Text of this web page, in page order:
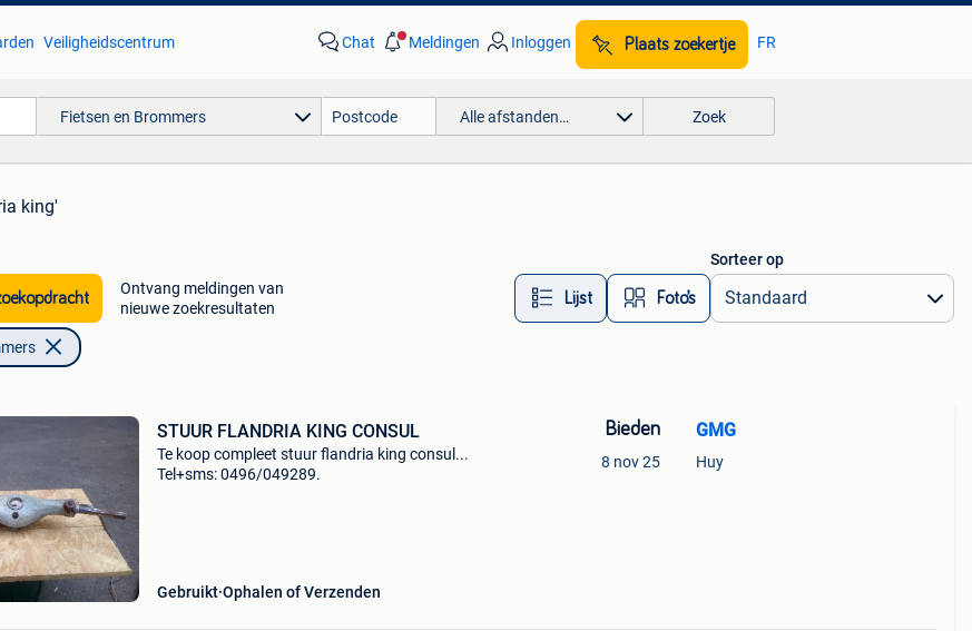
Veiligheidscentrum Chat Meldingen Inloggen Plaats zoekertje FR
Fietsen en Brommers Alle afstanden… Zoek
king'
Ontvang meldingen van
nieuwe zoekresultaten
Lijst Foto’s
Sorteer op
STUUR FLANDRIA KING CONSUL
Te koop compleet stuur flandria king consul...
Tel+sms: 0496/049289.
Gebruikt Ophalen of Verzenden
Bieden
8 nov 25
GMG
Huy